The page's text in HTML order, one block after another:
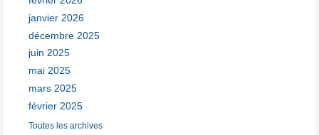
janvier 2026
décembre 2025
juin 2025
mai 2025
mars 2025
février 2025
Toutes les archives